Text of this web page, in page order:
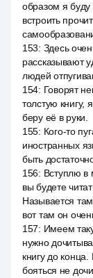
образом я буду
встроить
153: Здесь
рассказывают
людей
154: Говорят
толстую книгу,
беру её в руки.
155: Кого-то
иностранных
быть
156: Вступлю в
вы будете
Называется
вот там он
157: Имеем
нужно
книгу до
бояться не